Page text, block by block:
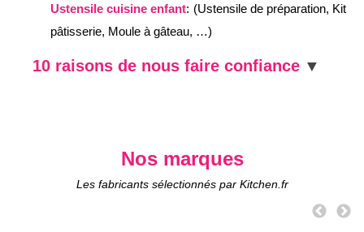
Ustensile cuisine enfant: (Ustensile de préparation, Kit
pâtisserie, Moule à gâteau, …)
10 raisons de nous faire confiance
Nos marques
Les fabricants sélectionnés par Kitchen.fr